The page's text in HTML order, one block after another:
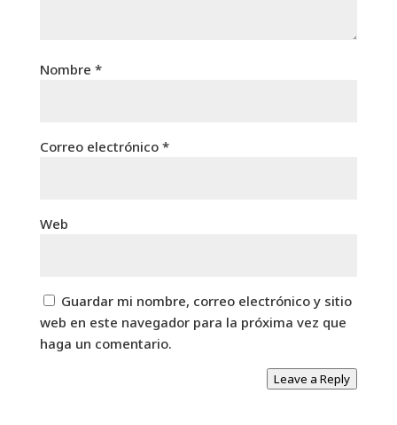
Nombre *
Correo electrónico *
Web
Guardar mi nombre, correo electrónico y sitio
web en este navegador para la próxima vez que
haga un comentario.
Leave a Reply